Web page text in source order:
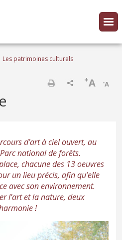
Les patrimoines culturels
-A
+A
d’art à ciel ouvert, au
national de forêts.
chacune des 13 oeuvres
un lieu précis, afin qu’elle
avec son environnement.
l'art et la nature, deux
!